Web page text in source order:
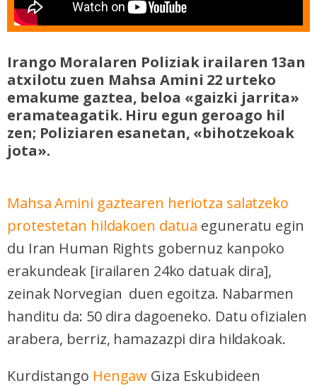
Irango Moralaren Poliziak irailaren 13an
atxilotu zuen Mahsa Amini 22 urteko
emakume gaztea, beloa «gaizki jarrita»
eramateagatik. Hiru egun geroago hil
zen; Poliziaren esanetan, «bihotzekoak
jota».
Mahsa Amini gaztearen heriotza salatzeko
protestetan hildakoen datua eguneratu egin
du Iran Human Rights gobernuz kanpoko
erakundeak [irailaren 24ko datuak dira],
zeinak Norvegian duen egoitza. Nabarmen
handitu da: 50 dira dagoeneko. Datu ofizialen
arabera, berriz, hamazazpi dira hildakoak.
Kurdistango Hengaw Giza Eskubideen